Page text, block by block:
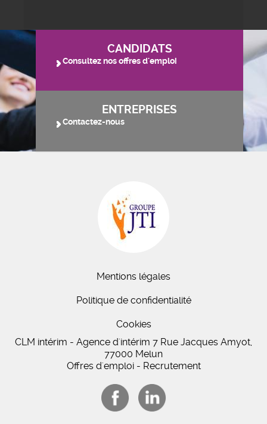
CANDIDATS
Consultez nos offres d'emploi
ENTREPRISES
Contactez-nous
Mentions légales
Politique de confidentialité
Cookies
CLM intérim - Agence d'intérim 7 Rue Jacques Amyot,
77000 Melun
Offres d'emploi - Recrutement